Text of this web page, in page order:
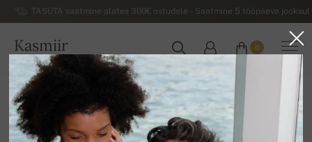
TASUTA saatmine alates 300€ ostudele – Saatmine 5 tööpäeva
Kasmiir
EESTI
0
Koju MEESTE SVIITRID